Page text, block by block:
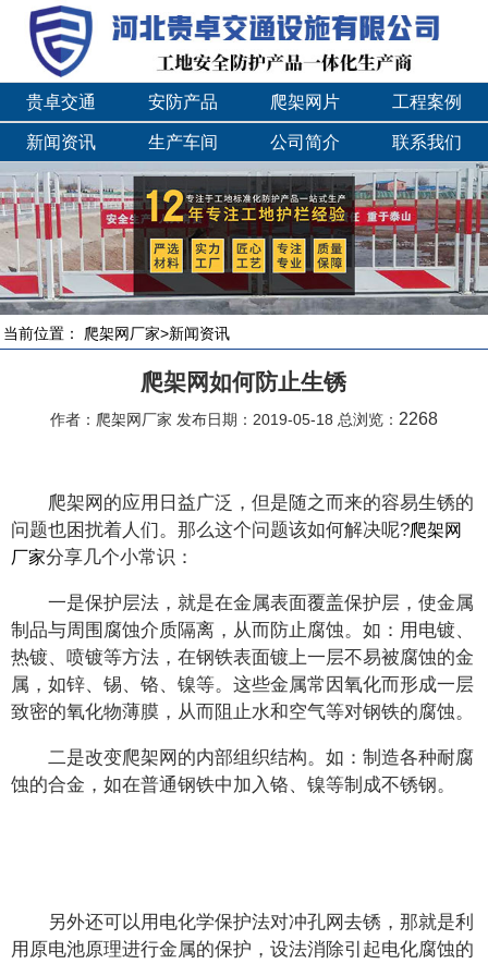
贵卓交通 安防产品 爬架网片 工程案例
新闻资讯 生产车间 公司简介 联系我们
当前位置： 爬架网厂家>新闻资讯
爬架网如何防止生锈
作者：爬架网厂家 发布日期：2019-05-18 总浏览： 2268
爬架网的应用日益广泛，但是随之而来的容易生锈的
问题也困扰着人们。那么这个问题该如何解决呢?爬架网
厂家分享几个小常识：
一是保护层法，就是在金属表面覆盖保护层，使金属
制品与周围腐蚀介质隔离，从而防止腐蚀。如：用电镀、
热镀、喷镀等方法，在钢铁表面镀上一层不易被腐蚀的金
属，如锌、锡、铬、镍等。这些金属常因氧化而形成一层
致密的氧化物薄膜，从而阻止水和空气等对钢铁的腐蚀。
二是改变爬架网的内部组织结构。如：制造各种耐腐
蚀的合金，如在普通钢铁中加入铬、镍等制成不锈钢。
另外还可以用电化学保护法对冲孔网去锈，那就是利
用原电池原理进行金属的保护，设法消除引起电化腐蚀的